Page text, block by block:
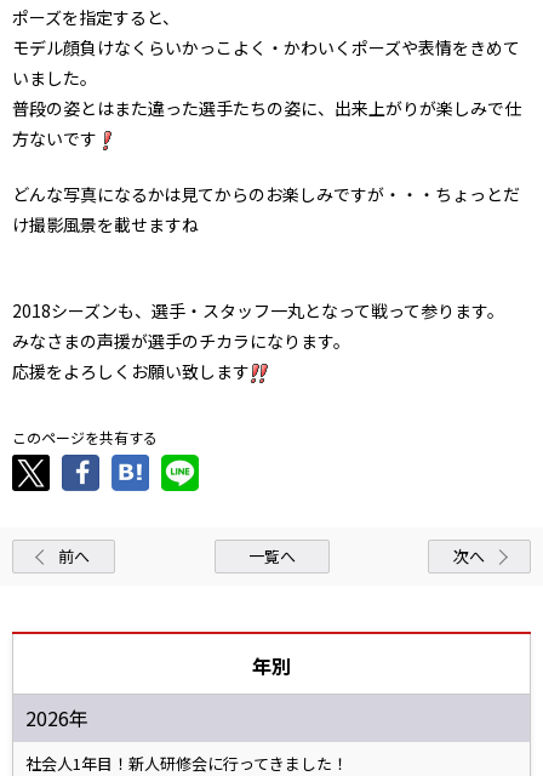
ポーズを指定すると、
モデル顔負けなくらいかっこよく・かわいくポーズや表情をきめて
いました。
普段の姿とはまた違った選手たちの姿に、出来上がりが楽しみで仕
方ないです
どんな写真になるかは見てからのお楽しみですが・・・ちょっとだ
け撮影風景を載せますね
2018シーズンも、選手・スタッフ一丸となって戦って参ります。
みなさまの声援が選手のチカラになります。
応援をよろしくお願い致します
このページを共有する
前へ 一覧へ 次へ
年別
2026年
社会人1年目！新人研修会に行ってきました！